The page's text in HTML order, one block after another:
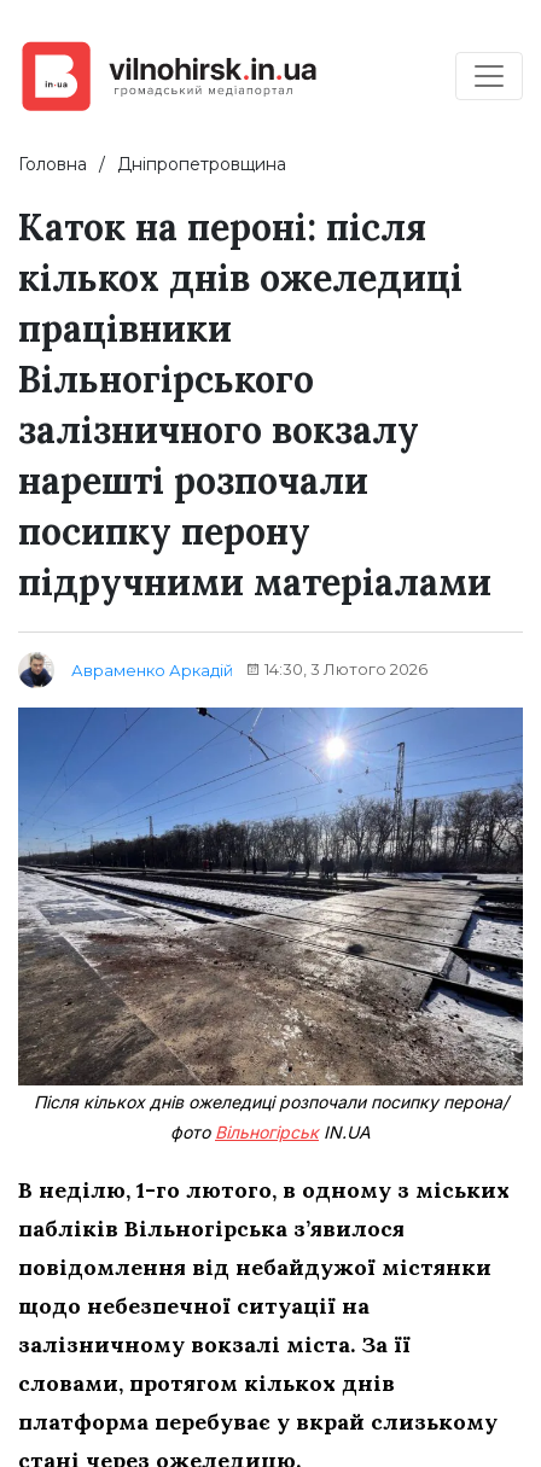
Головна Дніпропетровщина
Каток на пероні: після
кількох днів ожеледиці
працівники
Вільногірського
залізничного вокзалу
нарешті розпочали
посипку перону
підручними матеріалами
Авраменко Аркадій 14:30, 3 Лютого 2026
Після кількох днів ожеледиці розпочали посипку перона/
фото ВільногірськIN.UA
В неділю, 1-го лютого, в одному з міських
пабліків Вільногірська з’явилося
повідомлення від небайдужої містянки
щодо небезпечної ситуації на
залізничному вокзалі міста. За її
словами, протягом кількох днів
платформа перебуває у вкрай слизькому
стані через ожеледицю.